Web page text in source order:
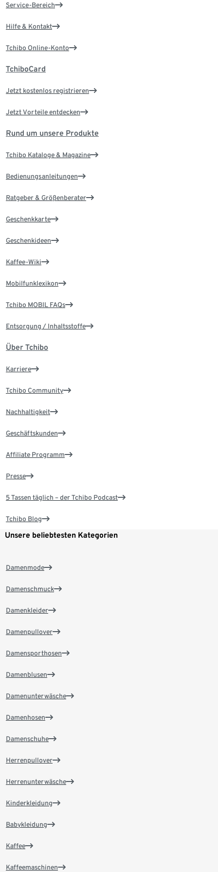
Service-Bereich
Hilfe & Kontakt
Tchibo Online-Konto
TchiboCard
Jetzt kostenlos registrieren
Jetzt Vorteile entdecken
Rund um unsere Produkte
Tchibo Kataloge & Magazine
Bedienungsanleitungen
Ratgeber & Größenberater
Geschenkkarte
Geschenkideen
Kaffee-Wiki
Mobilfunklexikon
Tchibo MOBIL FAQs
Entsorgung / Inhaltsstoffe
Über Tchibo
Karriere
Tchibo Community
Nachhaltigkeit
Geschäftskunden
Affiliate Programm
Presse
5 Tassen täglich – der Tchibo Podcast
Tchibo Blog
Unsere beliebtesten Kategorien
Damenmode
Damenschmuck
Damenkleider
Damenpullover
Damensporthosen
Damenblusen
Damenunterwäsche
Damenhosen
Damenschuhe
Herrenpullover
Herrenunterwäsche
Kinderkleidung
Babykleidung
Kaffee
Kaffeemaschinen